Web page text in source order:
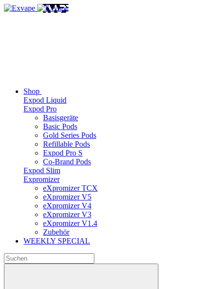
Shop
Expod Liquid
Expod Pro
Basisgeräte
Basic Pods
Gold Series Pods
Refillable Pods
Expod Pro S
Co-Brand Pods
Expod Slim
Expromizer
eXpromizer TCX
eXpromizer V5
eXpromizer V4
eXpromizer V3
eXpromizer V1.4
Zubehör
WEEKLY SPECIAL